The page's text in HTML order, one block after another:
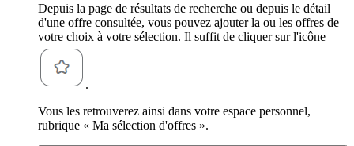
Depuis la page de résultats de recherche ou depuis le détail
d'une offre consultée, vous pouvez ajouter la ou les offres de
votre choix à votre sélection. Il suffit de cliquer sur l'icône
.
Vous les retrouverez ainsi dans votre espace personnel,
rubrique « Ma sélection d'offres ».